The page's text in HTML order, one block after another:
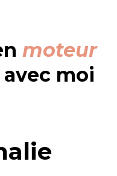
moteur
avec moi